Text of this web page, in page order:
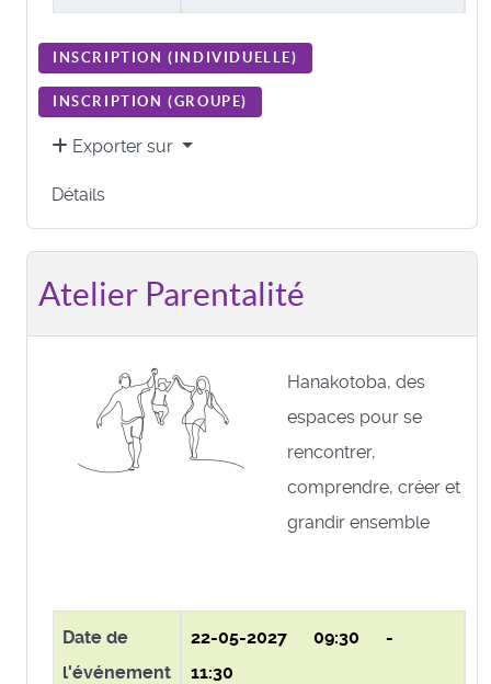
INSCRIPTION ( INDIVIDUELLE)
INSCRIPTION (GROUPE)
Exporter sur
Détails
Atelier Parentalité
Hanakotoba, des
espaces pour se
rencontrer,
comprendre, créer et
grandir ensemble
Date de
l'événement
22-05-2027 09:30 -
11:30